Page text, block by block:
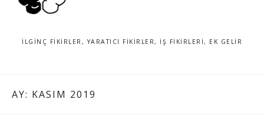
İLGINÇ FIKIRLER, YARATICI FIKIRLER, IŞ FIKIRLERI, EK GELIR
AY: KASIM 2019